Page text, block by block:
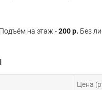
Подъём на этаж -200 р. Без
Цена